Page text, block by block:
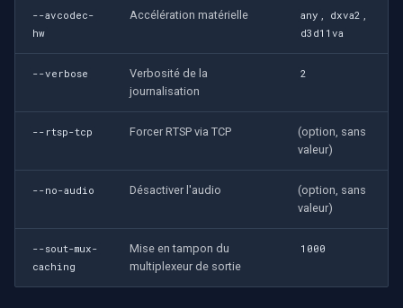
--avcodec-
hw
Accélération matérielle any , dxva2 ,
d3d11va
--verbose
Verbosité de la
journalisation
2
--rtsp-tcp Forcer RTSP via TCP
(option, sans
valeur)
--no-audio Désactiver l'audio
(option, sans
valeur)
--sout-mux-
caching
Mise en tampon du
multiplexeur de sortie
1000